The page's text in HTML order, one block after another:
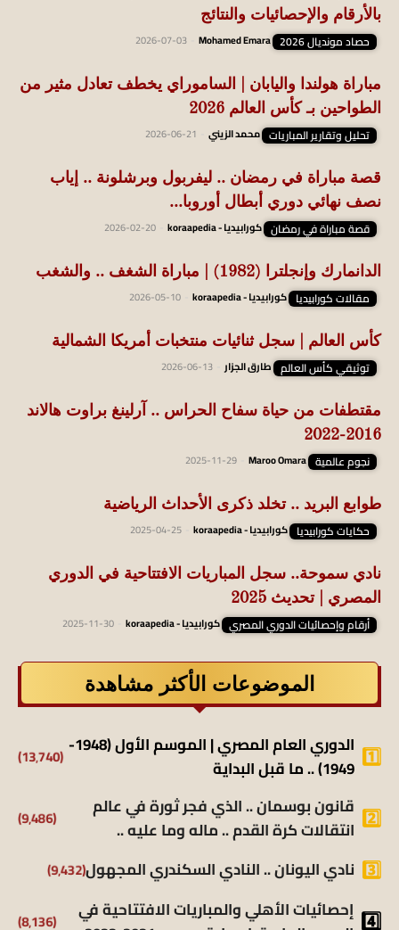
بالأرقام والإحصائيات والنتائج
حصاد مونديال 2026 Mohamed Emara
2026-07-03
مباراة هولندا واليابان | الساموراي يخطف تعادل مثير من
الطواحين بـ كأس العالم 2026
تحليل وتقارير المباريات محمد الزيني 2026-06-21
قصة مباراة في رمضان .. ليفربول وبرشلونة .. إياب
نصف نهائي دوري أبطال أوروبا...
قصة مباراة في رمضان كورابيديا - koraapedia 2026-02-20
الدانمارك وإنجلترا (1982) | مباراة الشغف .. والشغب
مقالات كورابيديا كورابيديا - koraapedia 2026-05-10
كأس العالم | سجل ثنائيات منتخبات أمريكا الشمالية
توثيقي كأس العالم طارق الجزار 2026-06-13
مقتطفات من حياة سفاح الحراس .. آرلينغ براوت هالاند
2016-2022
نجوم عالمية Maroo Omara
2025-11-29
طوابع البريد .. تخلد ذكرى الأحداث الرياضية
حكايات كورابيديا كورابيديا - koraapedia 2025-04-25
نادي سموحة.. سجل المباريات الافتتاحية في الدوري
المصري | تحديث 2025
أرقام وإحصائيات الدوري المصري كورابيديا - koraapedia 2025-11-30
الموضوعات الأكثر مشاهدة
الدوري العام المصري | الموسم الأول (1948-
1949) .. ما قبل البداية
(13٬740)
قانون بوسمان .. الذي فجر ثورة في عالم
انتقالات كرة القدم .. ماله وما عليه ..
(9٬486)
نادي اليونان .. النادي السكندري المجهول(9٬432)
إحصائيات الأهلي والمباريات الافتتاحية في
(8٬136)